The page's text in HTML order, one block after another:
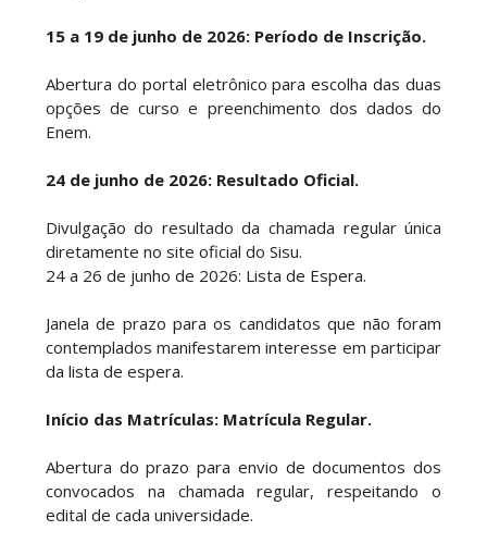
15 a 19 de junho de 2026: Período de Inscrição.
Abertura do portal eletrônico para escolha das duas
opções de curso e preenchimento dos dados do
Enem.
24 de junho de 2026: Resultado Oficial.
Divulgação do resultado da chamada regular única
diretamente no site oficial do Sisu.
24 a 26 de junho de 2026: Lista de Espera.
Janela de prazo para os candidatos que não foram
contemplados manifestarem interesse em participar
da lista de espera.
Início das Matrículas: Matrícula Regular.
Abertura do prazo para envio de documentos dos
convocados na chamada regular, respeitando o
edital de cada universidade.